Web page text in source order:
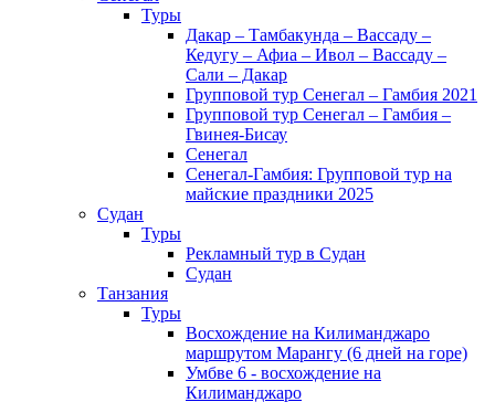
Туры
Дакар – Тамбакунда – Вассаду –
Кедугу – Афиа – Ивол – Вассаду –
Сали – Дакар
Групповой тур Сенегал – Гамбия 2021
Групповой тур Сенегал – Гамбия –
Гвинея-Бисау
Сенегал
Сенегал-Гамбия: Групповой тур на
майские праздники 2025
Судан
Туры
Рекламный тур в Cудан
Cудан
Танзания
Туры
Восхождение на Килиманджаро
маршрутом Марангу (6 дней на горе)
Умбве 6 - восхождение на
Килиманджаро